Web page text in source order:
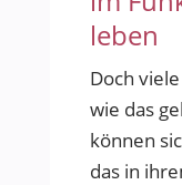
leben
Doch
wie das
können
das in